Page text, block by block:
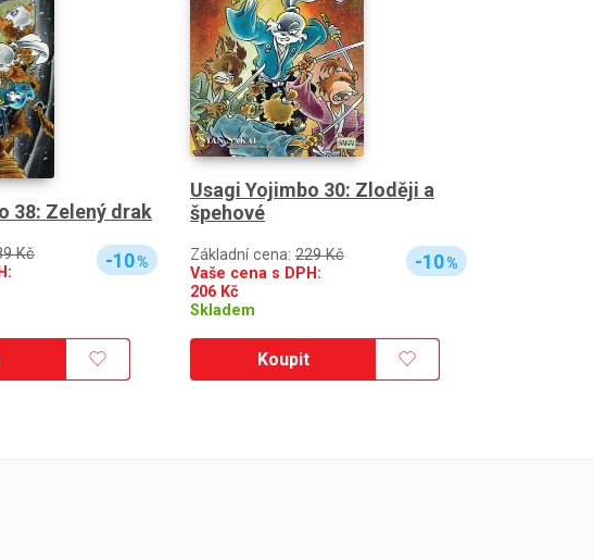
38: Zelený drak
Kč
-10%
Usagi Yojimbo 30: Zloději a
špehové
Základní cena: 229 Kč
Vaše cena s DPH:
206 Kč
Skladem
-10%
Koupit